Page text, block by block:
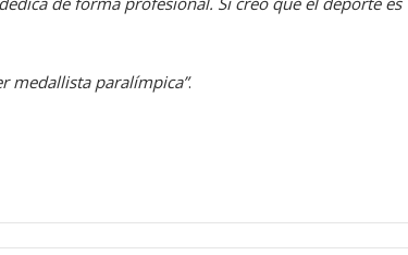
medallista paralímpica”.